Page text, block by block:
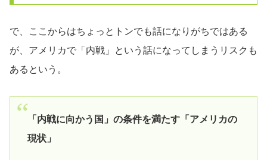
で、ここからはちょっとトンでも話になりがちではある
が、アメリカで「内戦」という話になってしまうリスクも
あるという。
「内戦に向かう国」の条件を満たす「アメリカの
現状」